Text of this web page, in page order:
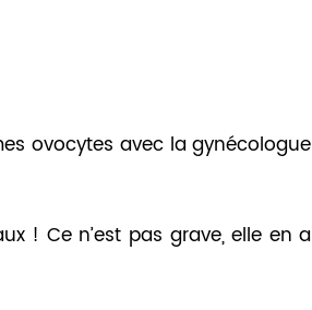
ovocytes avec la gynécologue
! Ce n’est pas grave, elle en a